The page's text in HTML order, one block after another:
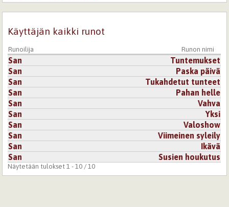
Käyttäjän kaikki runot
Runoilija Runon nimi
San
Tuntemukset
San
Paska päivä
San
Tukahdetut tunteet
San
Pahan helle
San
Vahva
San
Yksi
San
Valoshow
San
Viimeinen syleily
San
Ikävä
San
Susien houkutus
Näytetään tulokset 1 - 10 / 10